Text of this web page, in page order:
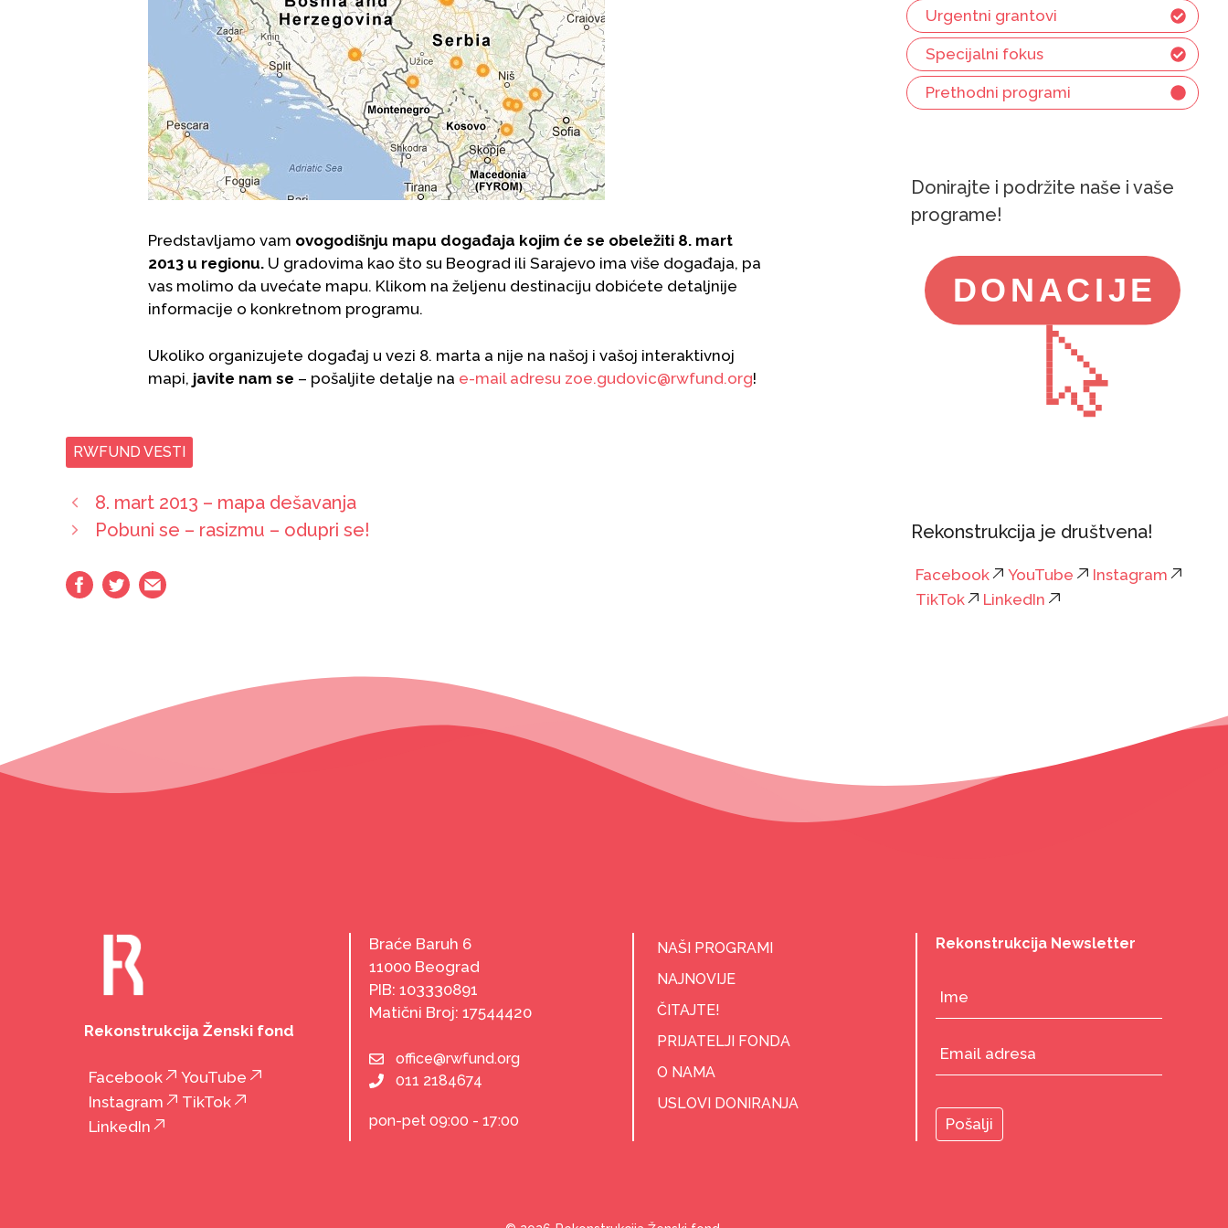
Predstavljamo vam ovogodišnju mapu događaja kojim će se obeležiti 8. mart
2013 u regionu. U gradovima kao što su Beograd ili Sarajevo ima više događaja, pa
vas molimo da uvećate mapu. Klikom na željenu destinaciju dobićete detaljnije
informacije o konkretnom programu.
Ukoliko organizujete događaj u vezi 8. marta a nije na našoj i vašoj interaktivnoj
mapi, javite nam se – pošaljite detalje na e-mail adresu zoe.gudovic@rwfund.org!
RWFUND VESTI
8. mart 2013 – mapa dešavanja
Pobuni se – rasizmu – odupri se!
Urgentni grantovi
Specijalni fokus
Prethodni programi
Donirajte i podržite naše i vaše
programe!
Rekonstrukcija je društvena!
Facebook YouTube
Instagram
TikTok
LinkedIn
Rekonstrukcija Ženski fond
Facebook
YouTube
Instagram
TikTok
LinkedIn
Braće Baruh 6
11000 Beograd
PIB: 103330891
Matični Broj: 17544420
office@rwfund.org
011 2184674
pon-pet 09:00 - 17:00
NAŠI PROGRAMI
NAJNOVIJE
ČITAJTE!
PRIJATELJI FONDA
O NAMA
USLOVI DONIRANJA
Rekonstrukcija Newsletter